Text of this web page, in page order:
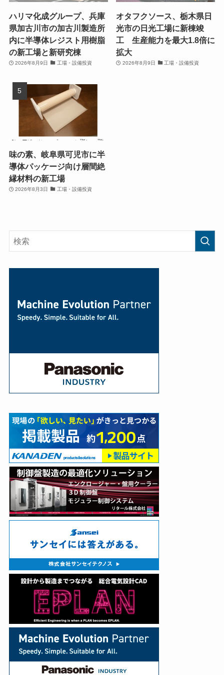
ハリマ化成グループ、兵庫
県加古川市の加古川製造所
内に半導体レジスト用樹脂
の新工場と新研究棟
2026年8月9日 工場・設備投資
オタフクソース、栃木県日
光市の日光工場に新棟竣
工 生産能力を最大1.8倍に
拡大
2026年8月9日 工場・設備投資
味の素、岐阜県可児市に半
導体パッケージ向け層間絶
縁材料の新工場
2026年8月3日 工場・設備投資